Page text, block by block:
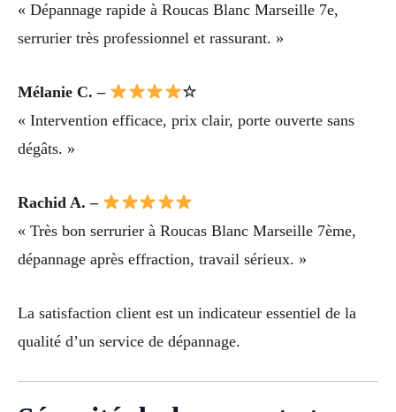
« Dépannage rapide à Roucas Blanc Marseille 7e,
serrurier très professionnel et rassurant. »
Mélanie C. –
☆
« Intervention efficace, prix clair, porte ouverte sans
dégâts. »
Rachid A. –
« Très bon serrurier à Roucas Blanc Marseille 7ème,
dépannage après effraction, travail sérieux. »
La satisfaction client est un indicateur essentiel de la
qualité d’un service de dépannage.